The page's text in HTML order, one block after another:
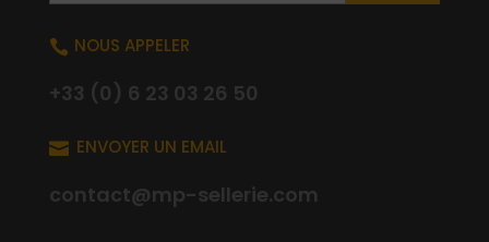
 NOUS APPELER
+33 (0) 6 23 03 26 50
 ENVOYER UN EMAIL
contact@mp-sellerie.com